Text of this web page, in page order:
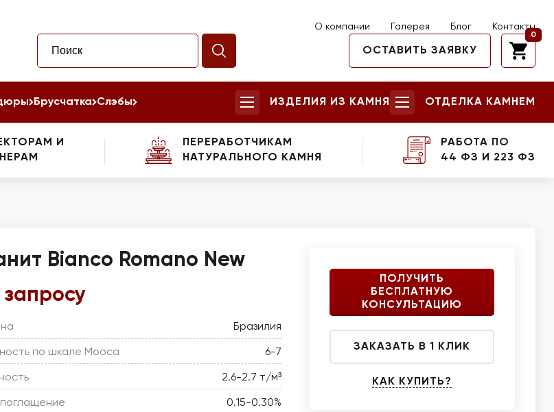
О компании Галерея Блог Контакты
ОСТАВИТЬ ЗАЯВКУ
0
Брусчатка Слэбы ИЗДЕЛИЯ ИЗ КАМНЯ ОТДЕЛКА КАМНЕМ
И
ПЕРЕРАБОТЧИКАМ
НАТУРАЛЬНОГО КАМНЯ
РАБОТА ПО
44 ФЗ И 223 ФЗ
Bianco Romano New
Бразилия
по шкале Мооса 6-7
2.6-2.7 т/м³
0.15-0.30%
ПОЛУЧИТЬ
БЕСПЛАТНУЮ
КОНСУЛЬТАЦИЮ
ЗАКАЗАТЬ В 1 КЛИК
КАК КУПИТЬ?